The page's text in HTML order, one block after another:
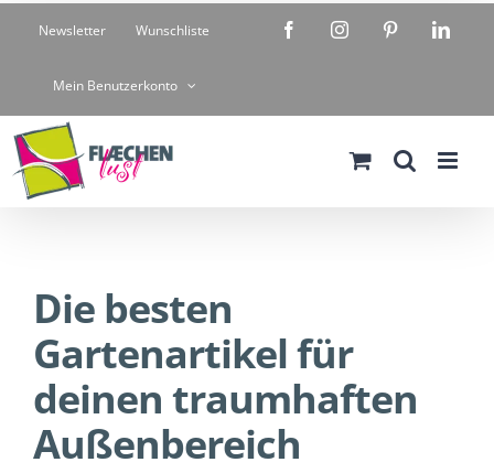
springen
Newsletter Wunschliste
Mein Benutzerkonto
FacebookInstagramPinterest
Die besten
Gartenartikel für
deinen traumhaften
Außenbereich